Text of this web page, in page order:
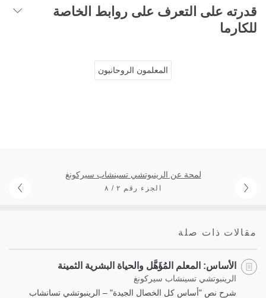
قدرته على التعرف على روابط الخاصة
للكارما
المعلمون الروحانيون
لمحة عن الرينبوتشي تسينشاب سيركونغ
الجزء رقم ٢ / ٨
مقالات ذات صلة
الأساس: المعلم المُؤَهَّل والحياة البشرية الثمينة
الرينبوتشي تسينشاب سيركونغ
شرح نص "أساس كل الخصال الجيدة" – الرينبوتشي تسانشاب